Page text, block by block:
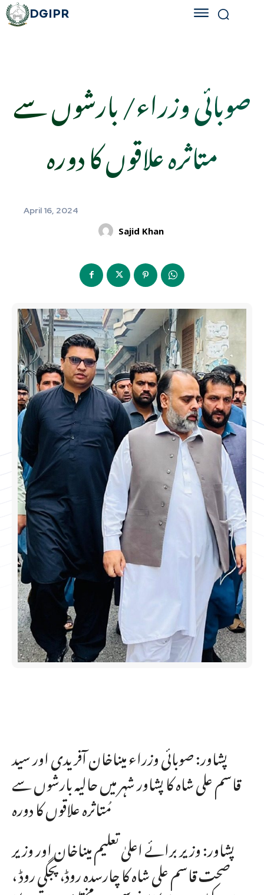
DGIPR
صوبائی وزراء/ بارشوں سے
متاثرہ علاقوں کا دورہ
April 16, 2024
Sajid Khan
پشاور: صوبائی وزراء میناخان آفریدی اور سید
قاسم علی شاہ کا پشاور شہر میں حالیہ بارشوں سے
مُتاثرہ علاقوں کا دورہ
پشاور: وزیر برائے اعلیٰ تعلیم میناخان اور وزیر
صحت قاسم علی شاہ کا چارسدہ روڈ، پجگی روڈ ،